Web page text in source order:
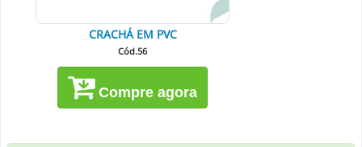
CRACHÁ EM PVC
Cód.56
Compre agora